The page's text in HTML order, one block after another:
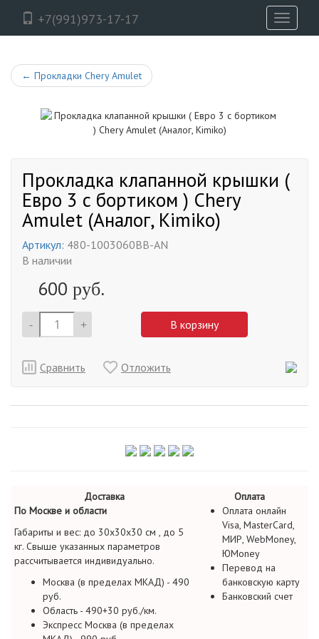
+7(991)973-17-17
Toggle
← Прокладки Chery Amulet
Прокладка клапанной крышки (
Евро 3 с бортиком ) Chery
Amulet (Аналог, Kimiko)
Артикул: 480-1003060BB-AN
В наличии
600 руб.
- + В корзину
Сравнить Отложить
Доставка
Оплата
По Москве и области
Габариты и вес: до 30х30х30 см , до 5
кг. Свыше указанных параметров
рассчитывается индивидуально.
Москва (в пределах МКАД) - 490
руб.
Область - 490+30 руб./км.
Экспресс Москва (в пределах
Оплата онлайн
Visa, MasterCard,
МИР, WebMoney,
ЮMoney
Перевод на
банковскую карту
Банковский счет